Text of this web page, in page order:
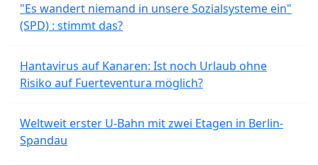
"Es wandert niemand in unsere Sozialsysteme ein"
(SPD) : stimmt das?
Hantavirus auf Kanaren: Ist noch Urlaub ohne
Risiko auf Fuerteventura möglich?
Weltweit erster U-Bahn mit zwei Etagen in Berlin-
Spandau